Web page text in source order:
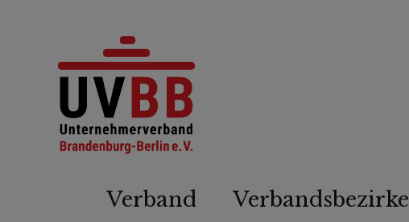
Verband Verbandsbezirke